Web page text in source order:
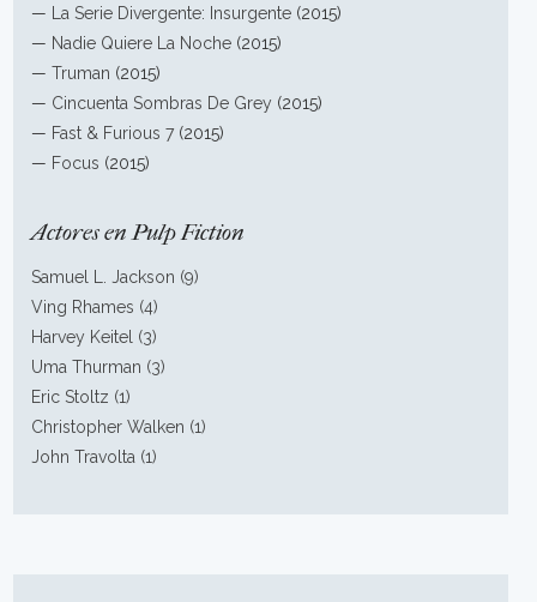
—
La Serie Divergente: Insurgente (2015)
— Nadie Quiere La Noche (2015)
—Truman (2015)
— Cincuenta Sombras De Grey (2015)
— Fast & Furious 7 (2015)
— Focus (2015)
Actores en Pulp Fiction
Samuel L. Jackson (9)
Ving Rhames (4)
Harvey Keitel (3)
Uma Thurman (3)
Eric Stoltz (1)
Christopher Walken (1)
John Travolta (1)